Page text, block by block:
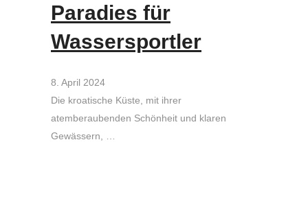
Paradies für
Wassersportler
8. April 2024
Die kroatische Küste, mit ihrer
atemberaubenden Schönheit und klaren
Gewässern, …